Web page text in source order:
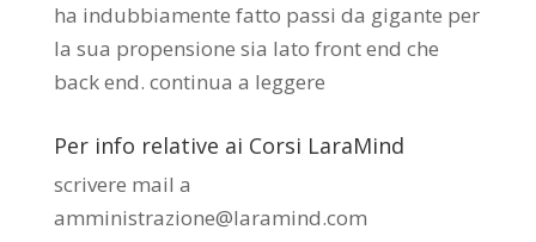
ha indubbiamente fatto passi da gigante per
la sua propensione sia lato front end che
back end. continua a leggere
Per info relative ai Corsi LaraMind
scrivere mail a
amministrazione@laramind.com